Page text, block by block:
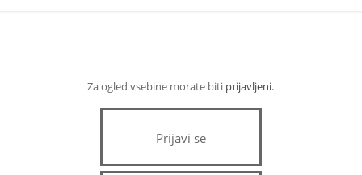
Za ogled vsebine morate biti prijavljeni.
Prijavi se